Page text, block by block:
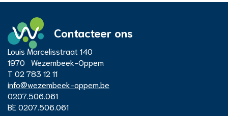
Contacteer ons
Administratief
Centrum
Adres
Louis Marcelisstraat 140
1970
Wezembeek-Oppem
T 02 783 12 11
E-
mail
info@wezembeek-oppem.be
Ondernemingsnummer
0207.506.061
BTW
BE 0207.506.061